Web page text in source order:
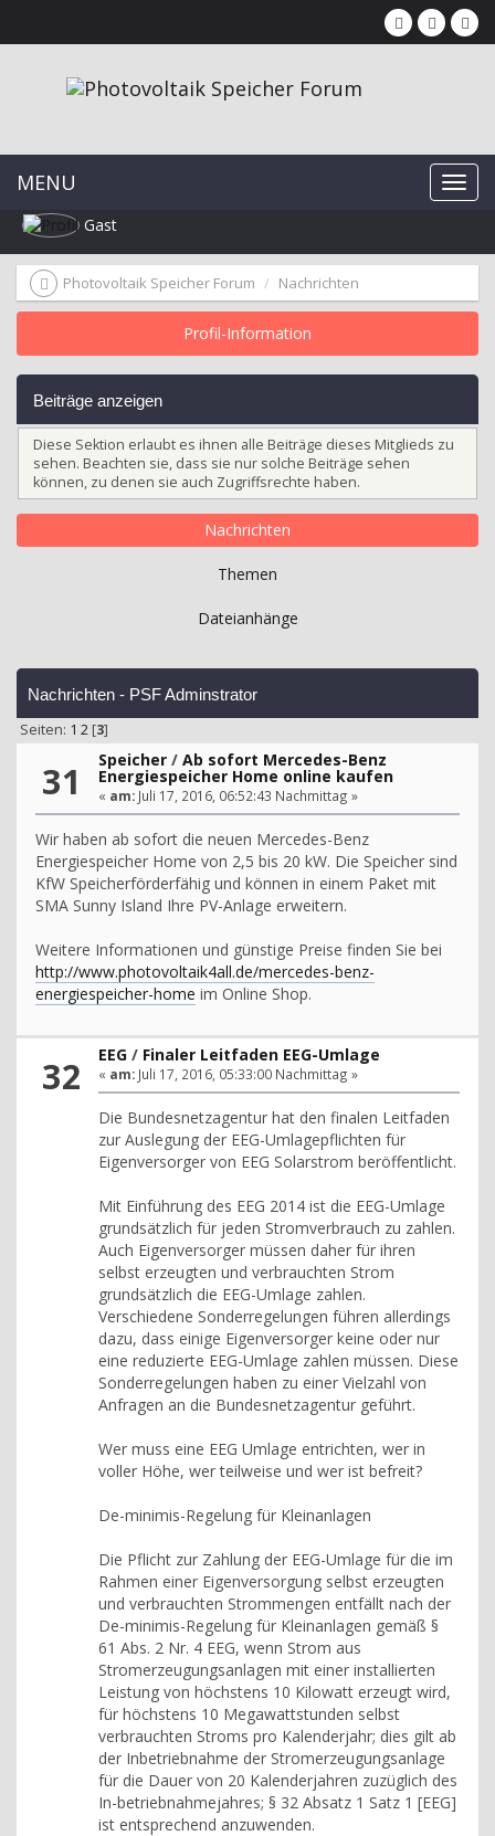
MENU
Gast
Photovoltaik Speicher Forum Nachrichten
Profil-Information
Beiträge anzeigen
Diese Sektion erlaubt es ihnen alle Beiträge dieses Mitglieds zu
sehen. Beachten sie, dass sie nur solche Beiträge sehen
können, zu denen sie auch Zugriffsrechte haben.
Nachrichten
Themen
Dateianhänge
Nachrichten - PSF Adminstrator
Seiten: 1 2[3]
31 Speicher /Ab sofort Mercedes-Benz
Energiespeicher Home online kaufen
« am: Juli 17, 2016, 06:52:43 Nachmittag »
Wir haben ab sofort die neuen Mercedes-Benz
Energiespeicher Home von 2,5 bis 20 kW. Die Speicher sind
KfW Speicherförderfähig und können in einem Paket mit
SMA Sunny Island Ihre PV-Anlage erweitern.
Weitere Informationen und günstige Preise finden Sie bei
http://www.photovoltaik4all.de/mercedes-benz-
energiespeicher-home im Online Shop.
32 EEG / Finaler Leitfaden EEG-Umlage
« am: Juli 17, 2016, 05:33:00 Nachmittag »
Die Bundesnetzagentur hat den finalen Leitfaden
zur Auslegung der EEG-Umlagepflichten für
Eigenversorger von EEG Solarstrom beröffentlicht.
Mit Einführung des EEG 2014 ist die EEG-Umlage
grundsätzlich für jeden Stromverbrauch zu zahlen.
Auch Eigenversorger müssen daher für ihren
selbst erzeugten und verbrauchten Strom
grundsätzlich die EEG-Umlage zahlen.
Verschiedene Sonderregelungen führen allerdings
dazu, dass einige Eigenversorger keine oder nur
eine reduzierte EEG-Umlage zahlen müssen. Diese
Sonderregelungen haben zu einer Vielzahl von
Anfragen an die Bundesnetzagentur geführt.
Wer muss eine EEG Umlage entrichten, wer in
voller Höhe, wer teilweise und wer ist befreit?
De-minimis-Regelung für Kleinanlagen
Die Pflicht zur Zahlung der EEG-Umlage für die im
Rahmen einer Eigenversorgung selbst erzeugten
und verbrauchten Strommengen entfällt nach der
De-minimis-Regelung für Kleinanlagen gemäß §
61 Abs. 2 Nr. 4 EEG, wenn Strom aus
Stromerzeugungsanlagen mit einer installierten
Leistung von höchstens 10 Kilowatt erzeugt wird,
für höchstens 10 Megawattstunden selbst
verbrauchten Stroms pro Kalenderjahr; dies gilt ab
der Inbetriebnahme der Stromerzeugungsanlage
für die Dauer von 20 Kalenderjahren zuzüglich des
In-betriebnahmejahres; § 32 Absatz 1 Satz 1 [EEG]
ist entsprechend anzuwenden.